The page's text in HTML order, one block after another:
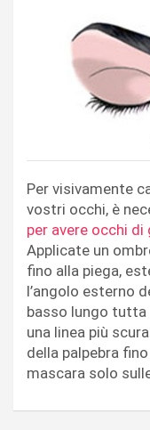
Per visivamente
vostri occhi, è
per avere occhi
Applicate un
fino alla piega,
l’angolo esterno
basso lungo tutta
una linea più
della palpebra
mascara solo